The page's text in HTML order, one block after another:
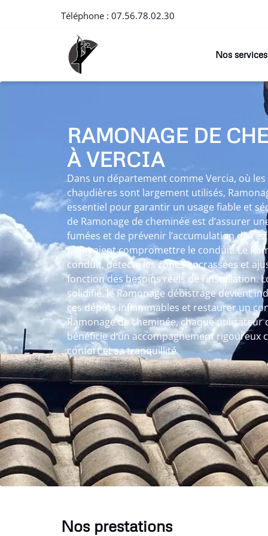
Téléphone : 07.56.78.02.30
Nos services
RAMONAGE DE
À VERCIA
Dans un département comme Vercia, où
chaudières sont largement utilisés,
essentiel pour garantir un usage fiable et
de Ramonage de cheminée est d’assurer
fumées et de prévenir l’accumulation de
pourraient compromettre le conduit. Le
conduit, détecte les zones encrassées et
fonction des besoins réels de l’installation.
solidifié, le Ramonage débistrage devient
ces dépôts inflammables et restaurer un
Ramonage de cheminée, chaque utilisateur
bénéficie d’un accompagnement rigoureux
confort et sa tranquillité.
Nos prestations